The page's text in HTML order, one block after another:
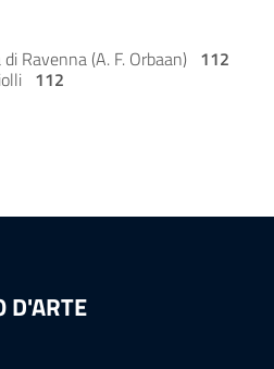
Ravenna (A. F. Orbaan) 112
112
D'ARTE